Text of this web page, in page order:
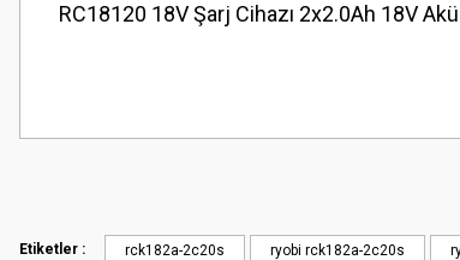
RC18120 18V Şarj Cihazı 2x2.0Ah 18V
Etiketler : rck182a-2c20s ryobi rck182a-2c20s